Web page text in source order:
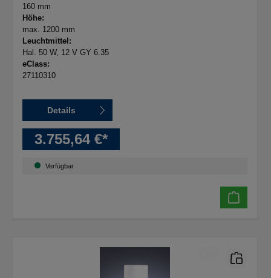
160 mm
Höhe:
max. 1200 mm
Leuchtmittel:
Hal. 50 W, 12 V GY 6.35
eClass:
27110310
Details
3.755,64 €*
Verfügbar